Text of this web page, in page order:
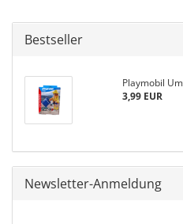
Bestseller
Playmobil
3,99 EUR
Newsletter-Anmeldung